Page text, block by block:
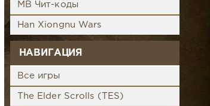
MB Чит-коды
Han Xiongnu Wars
НАВИГАЦИЯ
Все игры
The Elder Scrolls (TES)